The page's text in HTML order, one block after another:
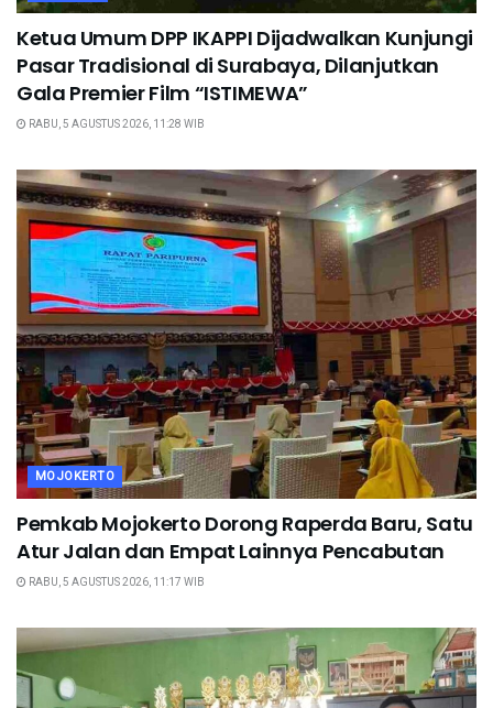
Ketua Umum DPP IKAPPI Dijadwalkan Kunjungi
Pasar Tradisional di Surabaya, Dilanjutkan
Gala Premier Film “ISTIMEWA”
RABU, 5 AGUSTUS 2026, 11:28 WIB
MOJOKERTO
Pemkab Mojokerto Dorong Raperda Baru, Satu
Atur Jalan dan Empat Lainnya Pencabutan
RABU, 5 AGUSTUS 2026, 11:17 WIB